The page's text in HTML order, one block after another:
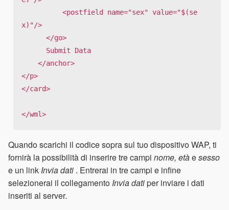
x)"/>
</p>
</card>
</wml>
Quando scarichi il codice sopra sul tuo dispositivo WAP, ti
fornirà la possibilità di inserire tre campi nome, etàesesso
e un link Invia dati . Entrerai in tre campi e infine
selezionerai il collegamento Invia datiper inviare i dati
inseriti al server.